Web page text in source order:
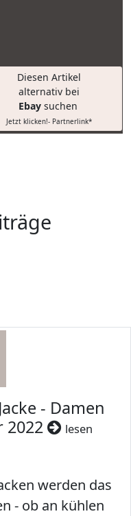
Diesen Artikel
alternativ bei
Ebay suchen
Jetzt klicken!- Partnerlink*
- Damen
2022
lesen
werden das
- ob an kühlen